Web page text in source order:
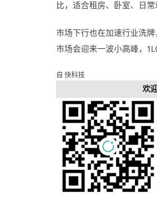
比，适合租房、卧室、日常
市场下行也在加速行业洗
市场会迎来一波小高峰，
自 快科技
欢